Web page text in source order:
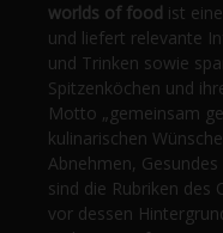
worlds of food ist
und liefert relevante
und Trinken sowie
Spitzenköchen und
Motto „gemeinsam
kulinarischen
Abnehmen,
sind die Rubriken des
vor dessen